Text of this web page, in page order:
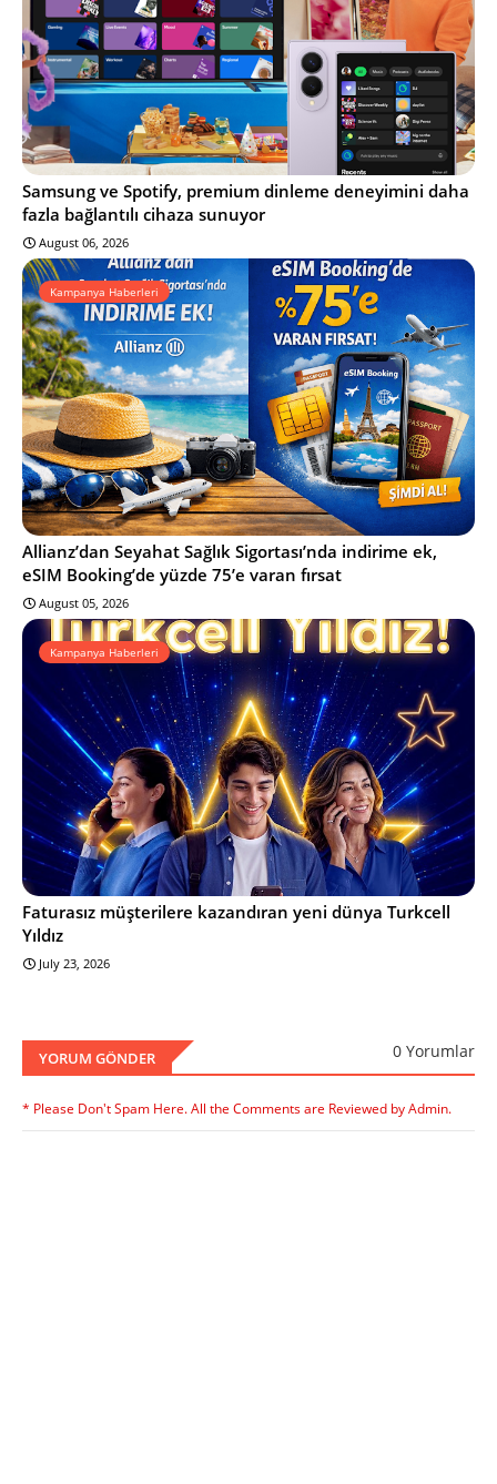
Samsung ve Spotify, premium dinleme deneyimini daha
fazla bağlantılı cihaza sunuyor
August 06, 2026
Kampanya Haberleri
Allianz’dan Seyahat Sağlık Sigortası’nda indirime ek,
eSIM Booking’de yüzde 75’e varan fırsat
August 05, 2026
Kampanya Haberleri
Faturasız müşterilere kazandıran yeni dünya Turkcell
Yıldız
July 23, 2026
YORUM GÖNDER 0 Yorumlar
* Please Don't Spam Here. All the Comments are Reviewed by Admin.